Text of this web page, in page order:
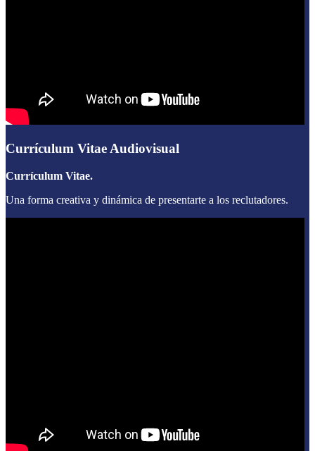
Currículum Vitae Audiovisual
Currículum Vitae.
Una forma creativa y dinámica de presentarte a los reclutadores.